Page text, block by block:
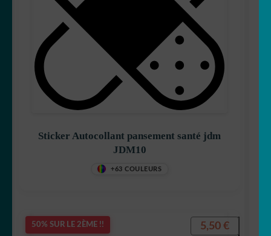
Sticker Autocollant pansement santé jdm
JDM10
+63 COULEURS
50% SUR LE 2ÈME !! 5,50 €